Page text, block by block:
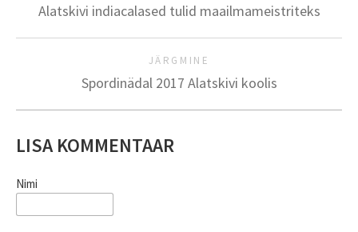
Alatskivi indiacalased tulid maailmameistriteks
JÄRGMINE
Spordinädal 2017 Alatskivi koolis
LISA KOMMENTAAR
Nimi